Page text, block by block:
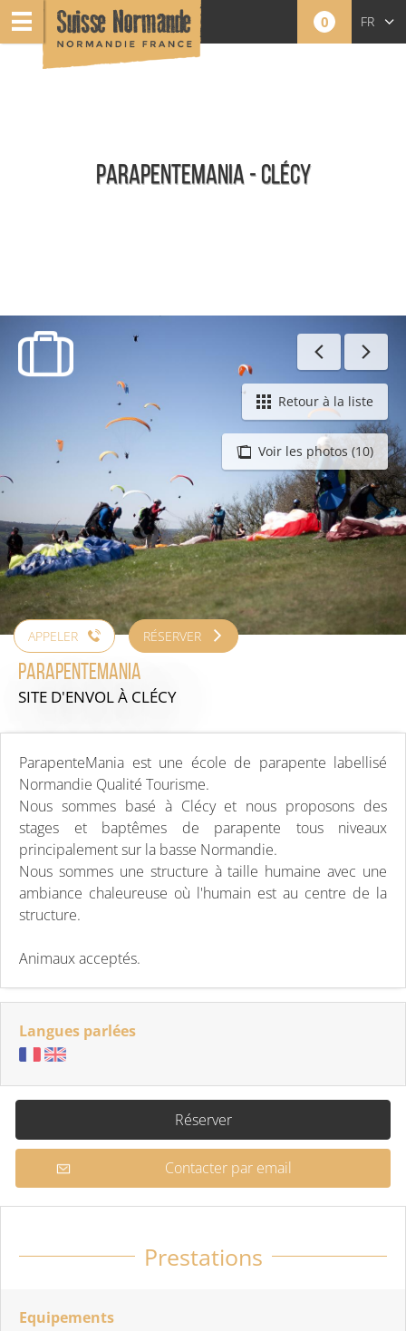
0 FR
PARAPENTEMANIA - CLÉCY
Toute l'offre Sports Nature
Voir les photos (10)
Retour à la liste
APPELER RÉSERVER
Parapentemania
SITE D'ENVOLÀ CLÉCY
ParapenteMania est une école de parapente labellisé
Normandie Qualité Tourisme.
Nous sommes basé à Clécy et nous proposons des
stages et baptêmes de parapente tous niveaux
principalement sur la basse Normandie.
Nous sommes une structure à taille humaine avec une
ambiance chaleureuse où l'humain est au centre de la
structure.
Animaux acceptés.
Langues parlées
Réserver
Contacter par email
Prestations
Equipements